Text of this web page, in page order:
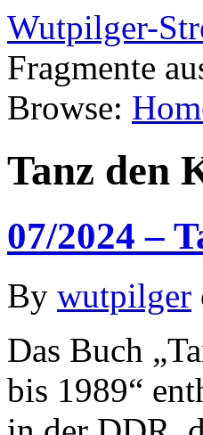
Wutpilger-
Fragmente
Browse:
Tanz den
07/2024 –
By wutpilger
Das Buch
bis 1989“